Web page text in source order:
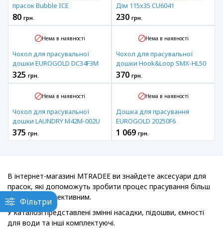
прасок Bubble ICE
80 грн.
Дім 115x35 CU6041
230 грн.
Нема в наявності
Чохол для прасувальної
дошки EUROGOLD DC34F3M
325 грн.
Нема в наявності
Чохол для прасувальної
дошки Hook&Loop SMX-HL50
370 грн.
Нема в наявності
Чохол для прасувальної
дошки LAUNDRY M42M-002U
375 грн.
Нема в наявності
Дошка для прасування
EUROGOLD 20250F6
1 069 грн.
Фільтри
В інтернет-магазині MTRADEE ви знайдете аксесуари для
прасок, які допоможуть зробити процес прасування більш
зручним та ефективним.
У каталозі представлені змінні насадки, підошви, ємності
для води та інші комплектуючі.